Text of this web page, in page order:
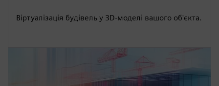
Віртуалізація будівель у 3D-моделі вашого об'єкта.